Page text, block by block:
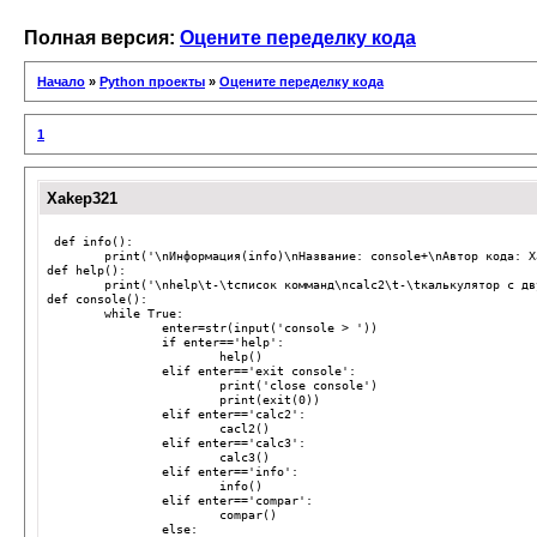
Полная версия: Оцените переделку кода
Начало » Python проекты » Оцените переделку кода
1
Xakep321
def info():
print ( '\nИнформация(info)\nНазвание: console+\nАвтор кода:
def help():
print ( '\nhelp\t-\tсписок комманд\ncalc2\t-\tкалькулятор с
def console():
while True:
enter=str(input ( 'console > ' ))
if enter=='help' :
help()
elif enter=='exit console' :
print ( 'close console' )
print (exit (0))
elif enter=='calc2' :
cacl2 ()
elif enter=='calc3' :
calc3()
elif enter=='info' :
info()
elif enter=='compar' :
compar()
else: